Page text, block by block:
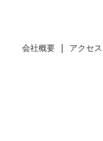
会社概要 アクセス